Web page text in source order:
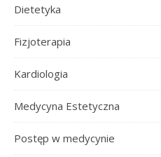
Dietetyka
Fizjoterapia
Kardiologia
Medycyna Estetyczna
Postęp w medycynie